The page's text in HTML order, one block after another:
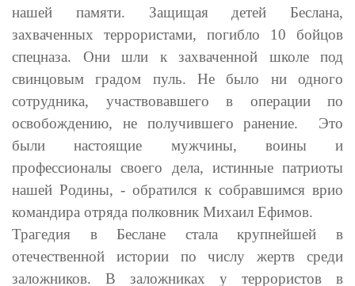
нашей памяти. Защищая детей Беслана,
захваченных террористами, погибло 10 бойцов
спецназа. Они шли к захваченной школе под
свинцовым градом пуль. Не было ни одного
сотрудника, участвовавшего в операции по
освобождению, не получившего ранение. Это
были настоящие мужчины, воины и
профессионалы своего дела, истинные патриоты
нашей Родины, - обратился к собравшимся врио
командира отряда полковник Михаил Ефимов.
Трагедия в Беслане стала крупнейшей в
отечественной истории по числу жертв среди
заложников. В заложниках у террористов в